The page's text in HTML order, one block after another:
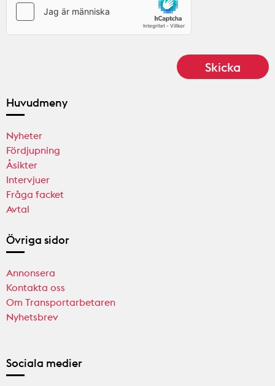
Huvudmeny
Nyheter
Fördjupning
Åsikter
Intervjuer
Fråga facket
Avtal
Övriga sidor
Annonsera
Kontakta oss
Om Transportarbetaren
Nyhetsbrev
Sociala medier